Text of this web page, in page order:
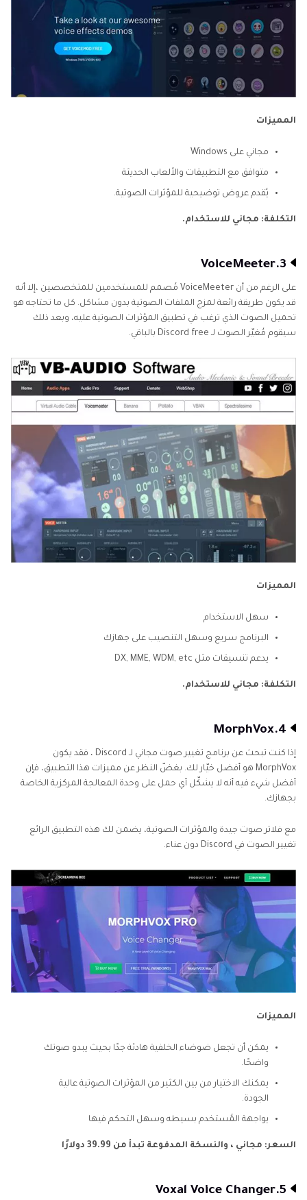
المميزات
مجاني على Windows
متوافق مع التطبيقات والألعاب الحديثة
يُقدم عروض توضيحية للمؤثرات الصوتية.
التكلفة: مجاني للاستخدام.
3.VoiceMeeter
على الرغم من أن VoiceMeeter مُصمم للمستخدمين للمتخصصين ،إلا أنه
قد يكون طريقة رائعة لمزج الملفات الصوتية بدون مشاكل. كل ما تحتاجه هو
تحميل الصوت الذي ترغب في تطبيق المؤثرات الصوتية عليه، وبعد ذلك
سيقوم مُغيّر الصوت لـ Discord free بالباقي.
المميزات
سهل الاستخدام
البرنامج سريع وسهل التنصيب على جهازك
يدعم تنسيقات مثل DX, MME, WDM, etc
التكلفة: مجاني للاستخدام.
4.MorphVox
إذا كنت تبحث عن برنامج تغيير صوت مجاني لـ Discord ، فقد يكون
MorphVox هو أفضل خيّار لك. بغضّ النظر عن مميزات هذا التطبيق، فإن
أفضل شيء فيه أنه لا يشكّل أي حمل على وحدة المعالجة المركزية الخاصة
بجهازك.
مع فلاتر صوت جيدة والمؤثرات الصوتية، يضمن لك هذه التطبيق الرائع
تغيير الصوت في Discord دون عناء.
المميزات
يمكن أن تجعل ضوضاء الخلفية هادئة جدًا بحيث يبدو صوتك
واضحًا.
يمكنك الاختيار من بين الكثير من المؤثرات الصوتية عالية
الجودة.
يواجهة المُستخدم بسيطه وسهل التحكم فيها
السعر: مجاني ، والنسخة المدفوعة تبدأ من 39.99 دولارًا
5.Voxal Voice Changer